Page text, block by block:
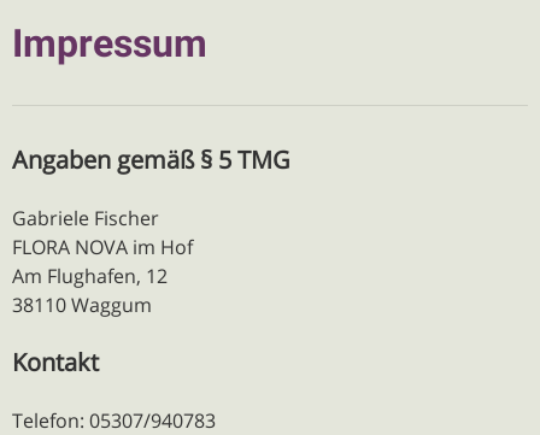
Impressum
Angaben gemäß § 5 TMG
Gabriele Fischer
FLORA NOVA im Hof
Am Flughafen, 12
38110 Waggum
Kontakt
Telefon: 05307/940783